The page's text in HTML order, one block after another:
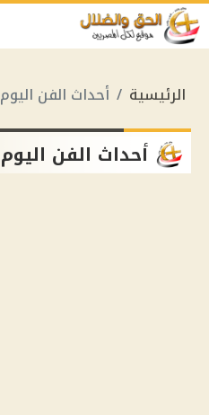
الرئيسية أحداث الفن اليوم
أحداث الفن اليوم